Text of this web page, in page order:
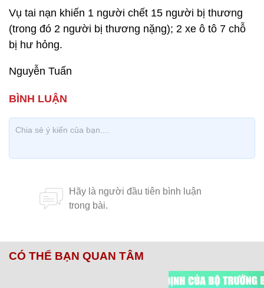
Vụ tai nạn khiến 1 người chết 15 người bị thương
(trong đó 2 người bị thương nặng); 2 xe ô tô 7 chỗ
bị hư hỏng.
Nguyễn Tuấn
CÓ THỂ BẠN QUAN TÂM